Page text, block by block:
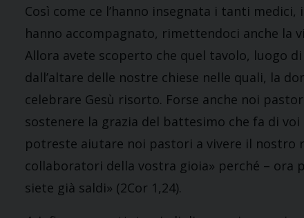
Così come ce l’hanno insegnata i tanti
hanno accompagnato, rimettendoci anche la
Allora avete scoperto che quel tavolo, luogo
dall’altare delle nostre chiese nelle quali, la
celebrare Gesù risorto. Forse anche noi
sostenere la grazia del battesimo che fa di
potreste aiutare noi pastori a vivere il nostro
collaboratori della vostra gioia» perché – ora
siete già saldi» (2Cor 1,24).